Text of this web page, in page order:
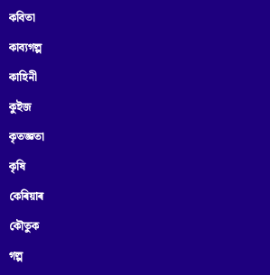
কবিতা
কাব্যগল্প
কাহিনী
কুইজ
কৃতজ্ঞতা
কৃষি
কেৰিয়াৰ
কৌতুক
গল্প